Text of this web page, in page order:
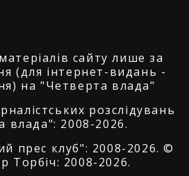
сайту лише за
(для інтернет-видань -
на "Четверта влада"
розслідувань
влада": 2008-2026.
прес клуб": 2008-2026. ©
Торбіч: 2008-2026.